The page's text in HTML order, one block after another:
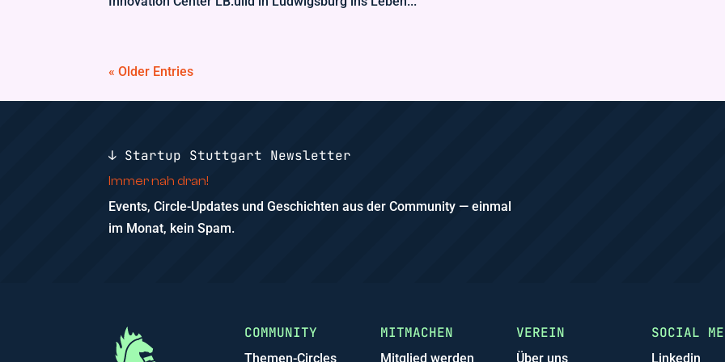
« Older Entries
↓ Startup Stuttgart Newsletter
Immer nah dran!
Events, Circle-Updates und Geschichten aus der Community — einmal
im Monat, kein Spam.
COMMUNITY
Themen-Circles
MITMACHEN
Mitglied werden
VEREIN
Über uns
SOCIAL
Linkedin